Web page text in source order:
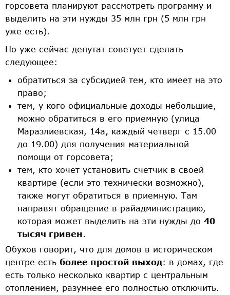
горсовета планируют рассмотреть программу и
выделить на эти нужды 35 млн грн (5 млн грн
уже есть).
Но уже сейчас депутат советует сделать
следующее:
обратиться за субсидией тем, кто имеет на это
право;
тем, у кого официальные доходы небольшие,
можно обратиться в его приемную (улица
Маразлиевская, 14а, каждый четверг с 15.00
до 19.00) для получения материальной
помощи от горсовета;
тем, кто хочет установить счетчик в своей
квартире (если это технически возможно),
также могут обратиться в приемную. Там
направят обращение в райадминистрацию,
которая может выделить на эти нужды до 40
тысяч гривен.
Обухов говорит, что для домов в историческом
центре есть более простой выход: в домах, где
есть только несколько квартир с центральным
отоплением, разумнее его полностью отключить.